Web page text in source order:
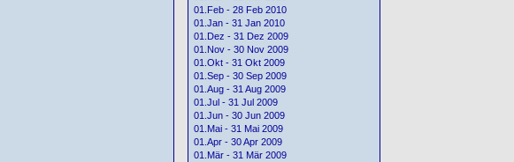
01.Feb - 28 Feb 2010
01.Jan - 31 Jan 2010
01.Dez - 31 Dez 2009
01.Nov - 30 Nov 2009
01.Okt - 31 Okt 2009
01.Sep - 30 Sep 2009
01.Aug - 31 Aug 2009
01.Jul - 31 Jul 2009
01.Jun - 30 Jun 2009
01.Mai - 31 Mai 2009
01.Apr - 30 Apr 2009
01.Mär - 31 Mär 2009